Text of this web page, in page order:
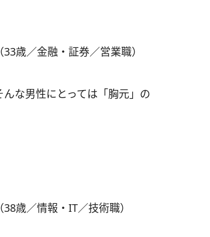
歳／金融・証券／営業職）
な男性にとっては「胸元」の
歳／情報・IT／技術職）